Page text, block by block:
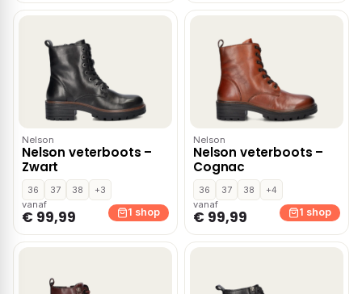
Nelson
Nelson veterboots –
Zwart
36 37 38
+3
vanaf
€ 99,99 1 shop
Nelson
Nelson veterboots –
Cognac
36 37 38
+4
vanaf
€ 99,99 1 shop